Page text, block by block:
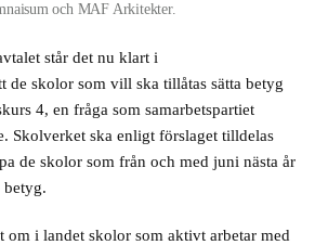
och MAF Arkitekter.
står det nu klart i
de skolor som vill ska tillåtas sätta betyg
4, en fråga som samarbetspartiet
Skolverket ska enligt förslaget tilldelas
de skolor som från och med juni nästa år
om i landet skolor som aktivt arbetar med